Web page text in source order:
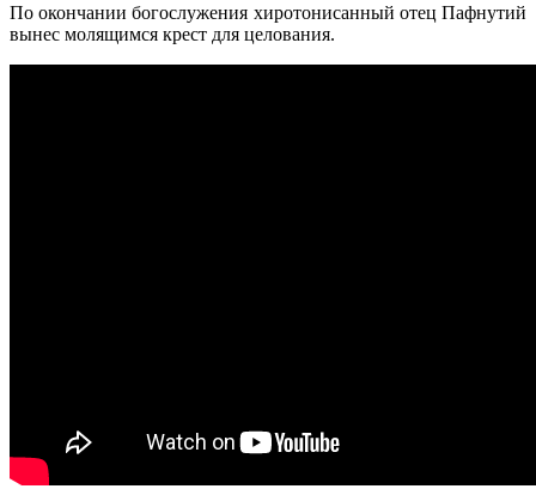
По окончании богослужения хиротонисанный отец Пафнутий
вынес молящимся крест для целования.